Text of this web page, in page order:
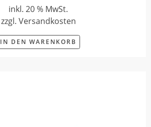
inkl. 20 % MwSt.
zzgl. Versandkosten
IN DEN WARENKORB